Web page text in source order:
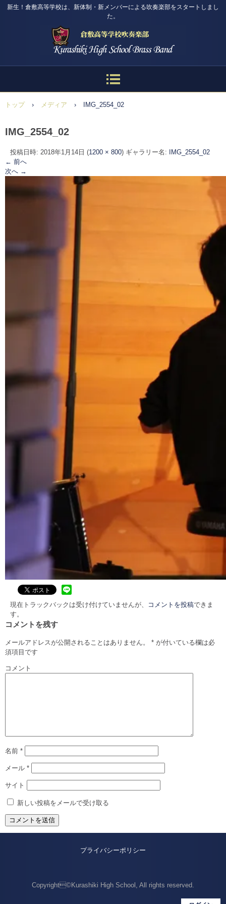
新生！倉敷高等学校は、新体制・新メンバーによる吹奏楽部をスタートしまし
た。
トップ › メディア › IMG_2554_02
IMG_2554_02
投稿日時: 2018年1月14日 (1200 × 800) ギャラリー名:
IMG_2554_02
← 前へ
次へ →
現在トラックバックは受け付けていませんが、 コメントを投稿できま
す。
コメントを残す
メールアドレスが公開されることはありません。 * が付いている欄は必
須項目です
コメント
名前 *
メール *
サイト
新しい投稿をメールで受け取る
プライバシーポリシー
Copyright©Kurashiki High School, All rights reserved.